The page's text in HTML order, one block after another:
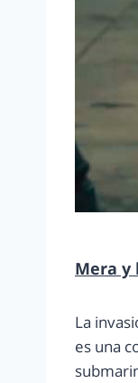
Mera y
La
es una